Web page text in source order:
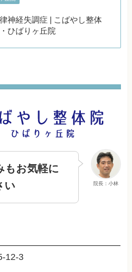
神経失調症 | こばやし整体
ひばりヶ丘院
院長：小林
もお気軽に
い
12-3